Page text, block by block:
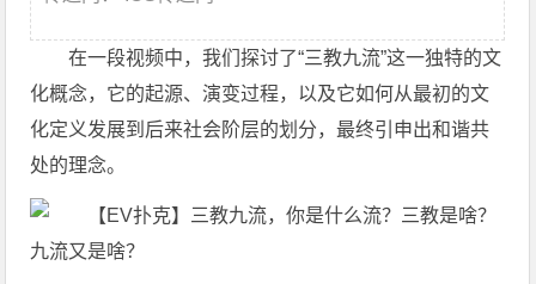
在一段视频中，我们探讨了“三教九流”这一独特的文
化概念，它的起源、演变过程，以及它如何从最初的文
化定义发展到后来社会阶层的划分，最终引申出和谐共
处的理念。